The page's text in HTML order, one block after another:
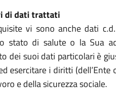
di dati trattati
vi sono anche dati
stato di salute o la Sua
dei suoi dati particolari è
esercitare i diritti
e della sicurezza sociale.